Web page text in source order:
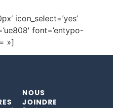
icon_select=’yes’
font=’entypo-
»]
NOUS
JOINDRE